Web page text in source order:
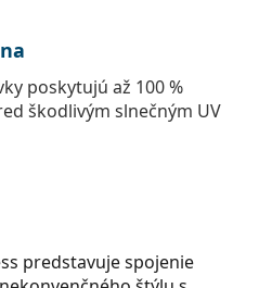
poskytujú až 100 %
škodlivým slnečným UV
predstavuje spojenie